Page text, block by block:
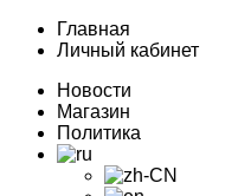
Главная
Личный кабинет
Новости
Магазин
Политика